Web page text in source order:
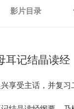
影片目录
耳记结晶读经
受主话，并复习